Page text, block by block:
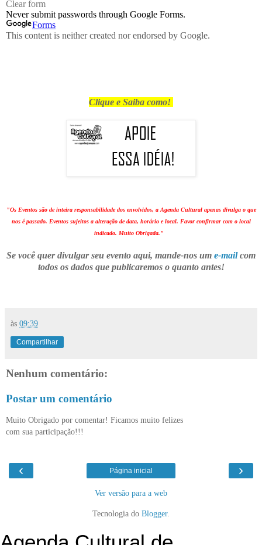
Clique e Saiba como!
"Os Eventos são de inteira responsabilidade dos envolvidos, a Agenda Cultural apenas divulga o que
nos é passado. Eventos sujeitos a alteração de data, horário e local. Favor confirmar com o local
indicado. Muito Obrigada."
Se você quer divulgar seu evento aqui, mande-nos um e-mailcom
todos os dados que publicaremos o quanto antes!
às 09:39
Compartilhar
Nenhum comentário:
Postar um comentário
Muito Obrigado por comentar! Ficamos muito felizes
com sua participação!!!
‹ ›
Página inicial
Ver versão para a web
Tecnologia do Blogger.